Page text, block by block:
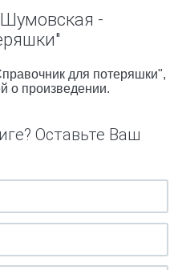
-
для потеряшки",
о произведении.
Оставьте Ваш